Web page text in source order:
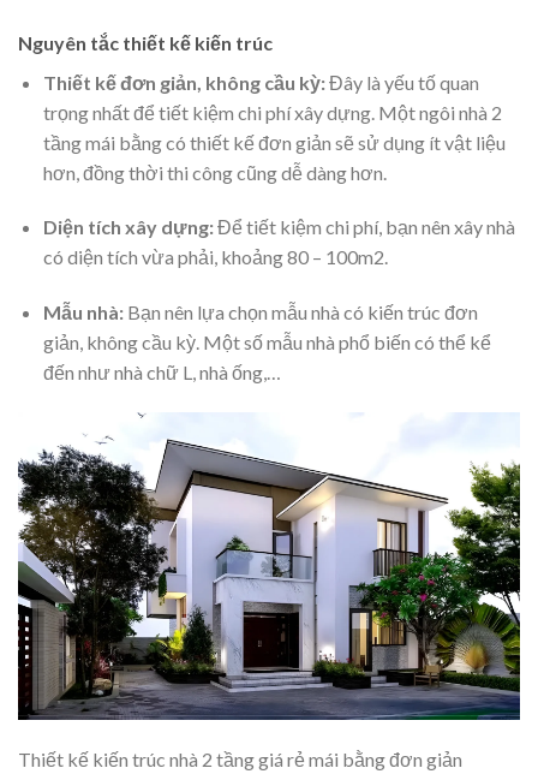
Nguyên tắc thiết kế kiến trúc
Thiết kế đơn giản, không cầu kỳ:Đây là yếu tố quan
trọng nhất để tiết kiệm chi phí xây dựng. Một ngôi nhà 2
tầng mái bằng có thiết kế đơn giản sẽ sử dụng ít vật liệu
hơn, đồng thời thi công cũng dễ dàng hơn.
Diện tích xây dựng:Để tiết kiệm chi phí, bạn nên xây nhà
có diện tích vừa phải, khoảng 80 – 100m2.
Mẫu nhà:Bạn nên lựa chọn mẫu nhà có kiến trúc đơn
giản, không cầu kỳ. Một số mẫu nhà phổ biến có thể kể
đến như nhà chữ L, nhà ống,…
Thiết kế kiến trúc nhà 2 tầng giá rẻ mái bằng đơn giản